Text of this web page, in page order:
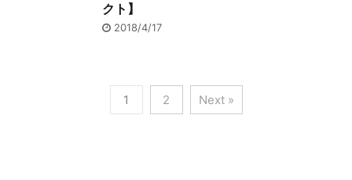
クト】
2018/4/17
1 2 Next »